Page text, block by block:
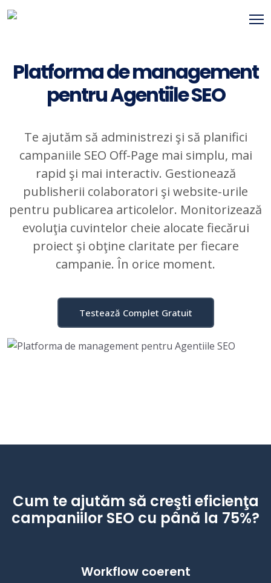
Platforma de management
pentru Agentiile SEO
Te ajutăm să administrezi şi să planifici
campaniile SEO Off-Page mai simplu, mai
rapid şi mai interactiv. Gestionează
publisherii colaboratori şi website-urile
pentru publicarea articolelor. Monitorizează
evoluţia cuvintelor cheie alocate fiecărui
proiect şi obţine claritate per fiecare
campanie. În orice moment.
Testează Complet Gratuit
Cum te ajutăm să creşti eficienţa
campaniilor SEO cu până la 75%?
Workflow coerent